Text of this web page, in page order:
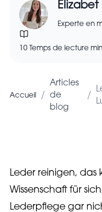
Elizabet
Experte en
10 Temps de lecture
Accueil /
Articles
de
blog
/
Leder reinigen, das
Wissenschaft für
Lederpflege gar